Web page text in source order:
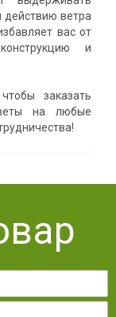
действию ветра
вас от
и
заказать
на любые